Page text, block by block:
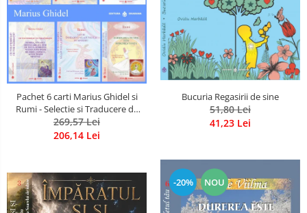
Pachet 6 carti Marius Ghidel si
Rumi - Selectie si Traducere de
Marius Ghidel
269,57 Lei
206,14 Lei
Bucuria Regasirii de sine
51,80 Lei
41,23 Lei
-20% NOU